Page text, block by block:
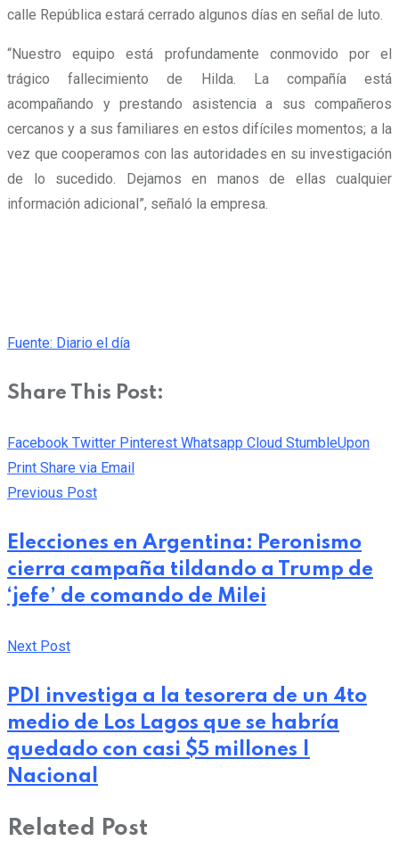
calle República estará cerrado algunos días en señal de luto.
“Nuestro equipo está profundamente conmovido por el
trágico fallecimiento de Hilda. La compañía está
acompañando y prestando asistencia a sus compañeros
cercanos y a sus familiares en estos difíciles momentos; a la
vez que cooperamos con las autoridades en su investigación
de lo sucedido. Dejamos en manos de ellas cualquier
información adicional”, señaló la empresa.
Fuente: Diario el día
Share This Post:
Facebook Twitter Pinterest Whatsapp Cloud StumbleUpon
Print Share via Email
Previous Post
Elecciones en Argentina: Peronismo
cierra campaña tildando a Trump de
‘jefe’ de comando de Milei
Next Post
PDI investiga a la tesorera de un 4to
medio de Los Lagos que se habría
quedado con casi $5 millones |
Nacional
Related Post